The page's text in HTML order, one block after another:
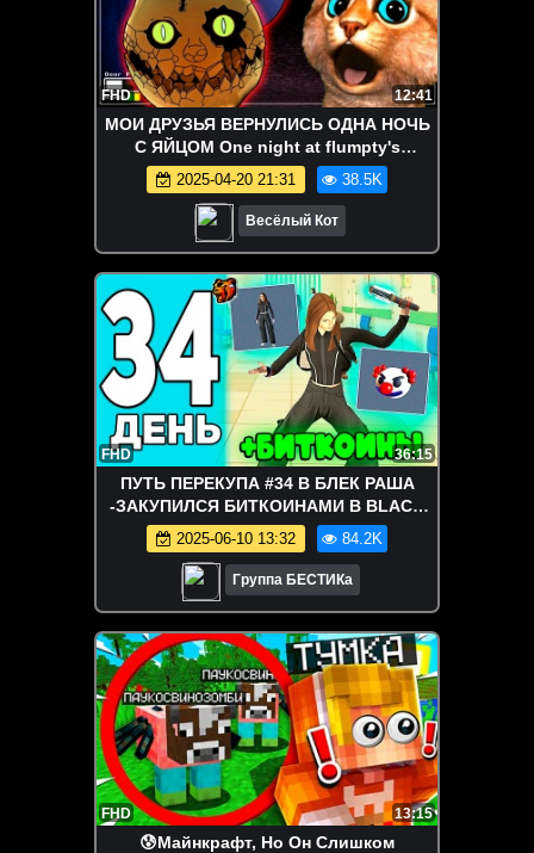
FHD 12:41
МОИ ДРУЗЬЯ ВЕРНУЛИСЬ ОДНА НОЧЬ
С ЯЙЦОМ One night at flumpty's
Прохождение Весёлый Кот
2025-04-20 21:31 38.5K
Весёлый Кот
FHD 36:15
ПУТЬ ПЕРЕКУПА #34 В БЛЕК РАША
-ЗАКУПИЛСЯ БИТКОИНАМИ В BLACK
RUSSIA
2025-06-10 13:32 84.2K
Группа БЕСТИКа
FHD 13:15
😰Майнкрафт, Но Он Слишком